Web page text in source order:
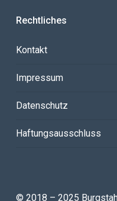
Rechtliches
Kontakt
Impressum
Datenschutz
Haftungsausschluss
© 2018 – 2025